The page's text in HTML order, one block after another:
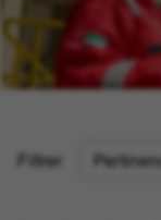
Filtrer
Critère